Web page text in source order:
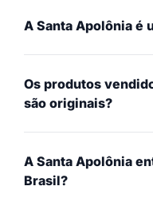
A Santa Apolônia é
Os produtos
são originais?
A Santa Apolônia
Brasil?